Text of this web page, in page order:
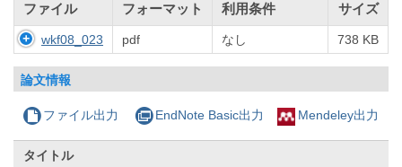
ファイル フォーマット 利用条件 サイズ
wkf08_023 pdf なし 738 KB
論文情報
ファイル出力 EndNote Basic出力 Mendeley出力
タイトル